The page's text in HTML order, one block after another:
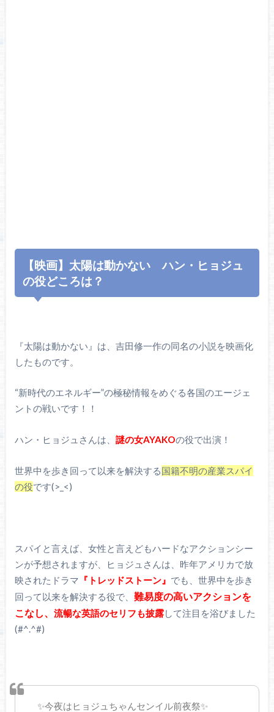
【映画】太陽は動かない ハン・ヒョジュ
の役どころは？
『太陽は動かない』は、吉田修一作の同名の小説を映画化
したものです。
“新時代のエネルギー”の極秘情報をめぐる各国のエージェ
ントの戦いです！！
ハン・ヒョジュさんは、 謎の女AYAKOの役で出演！
世界中を歩き回って以来を解決する国籍不明の産業スパイ
の役です(>_<)
スパイと言えば、女性と言えどもハードなアクションシー
ンが予想されますが、ヒョジュさんは、昨年アメリカで放
映されたドラマ 『トレッドストーン』 でも、世界中を歩き
回って以来を解決する役で、 難易度の高いアクションを
こなし、 流暢な英語のセリフも披露して注目を浴びました
(#^.^#)
✨今夜はヒョジュちゃんセンイル前夜祭✨